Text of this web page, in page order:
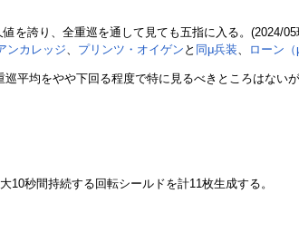
を誇り、全重巡を通して見ても五指に入る。(2024/05
ンカレッジ、 プリンツ・オイゲン と 同μ兵装、 ローン（
平均をやや下回る程度で特に見るべきところはない
10秒間持続する回転シールドを計11枚生成する。